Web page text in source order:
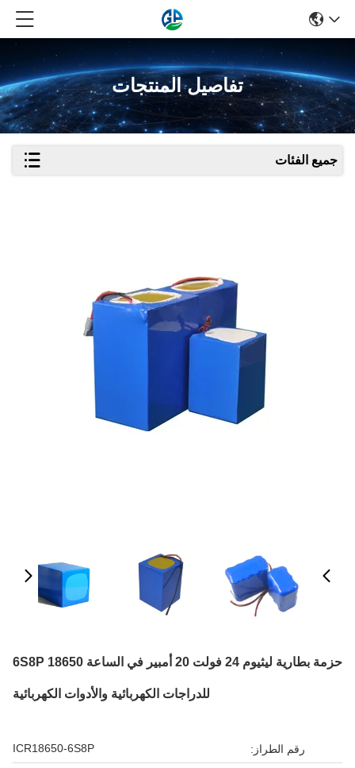
تفاصيل المنتجات
جميع الفئات
حزمة بطارية ليثيوم 24 فولت 20 أمبير في الساعة 6S8P 18650
للدراجات الكهربائية والأدوات الكهربائية
رقم الطراز: ICR18650-6S8P